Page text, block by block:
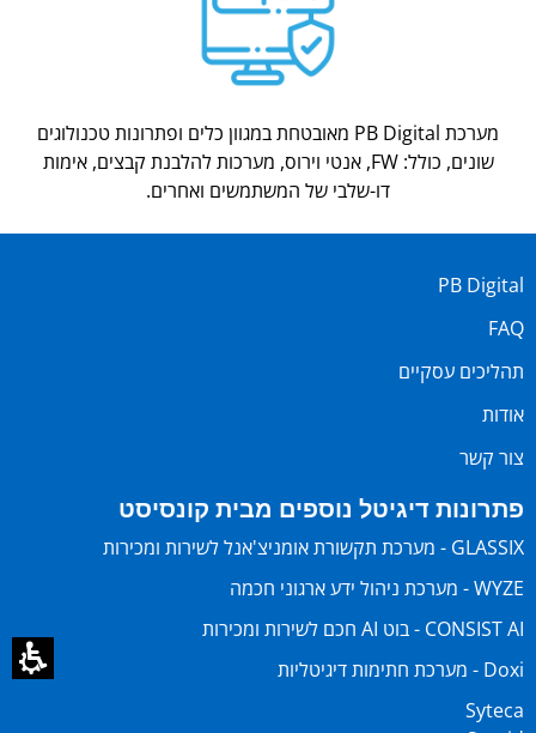
מערכת PB Digital מאובטחת במגוון כלים ופתרונות טכנולוגים
שונים, כולל: FW, אנטי וירוס, מערכות להלבנת קבצים, אימות
דו-שלבי של המשתמשים ואחרים.
PB Digital
FAQ
תהליכים עסקיים
אודות
צור קשר
פתרונות דיגיטל נוספים מבית קונסיסט
GLASSIX - מערכת תקשורת אומניצ'אנל לשירות ומכירות
WYZE - מערכת ניהול ידע ארגוני חכמה
CONSIST AI - בוט AI חכם לשירות ומכירות
Doxi - מערכת חתימות דיגיטליות
Syteca